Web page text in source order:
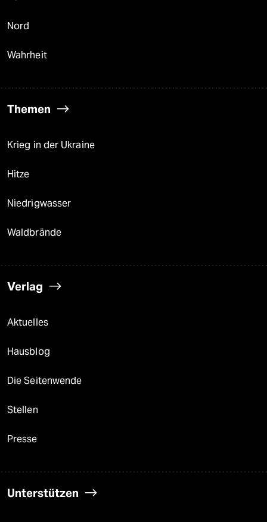
Nord
Wahrheit
Themen
Krieg in der Ukraine
Hitze
Niedrigwasser
Waldbrände
Verlag
Aktuelles
Hausblog
Die Seitenwende
Stellen
Presse
Unterstützen